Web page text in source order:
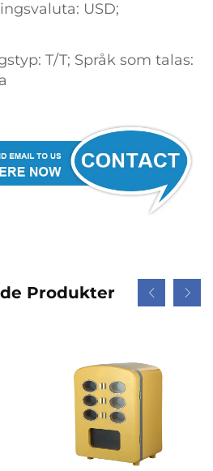
USD;
T/T; Språk som talas:
Produkter